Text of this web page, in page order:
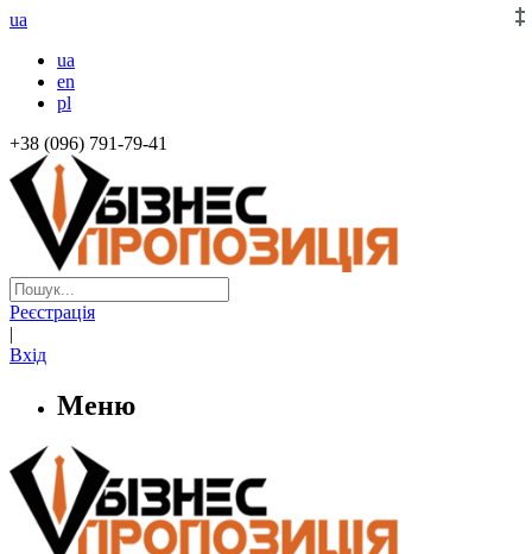
ua
ua
en
pl
+38 (096) 791-79-41
Реєстрація
|
Вхід
Меню